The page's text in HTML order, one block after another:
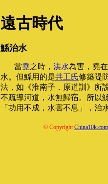
遠古時代
鯀治水
當堯之時， 洪水為害，堯在
水。但鯀用的是共工氏修築隄
法，如《淮南子．原道訓》所
不疏導河道，水無歸宿。所以
「功用不成，水害不息」，治
© CopyrightChina10k.com